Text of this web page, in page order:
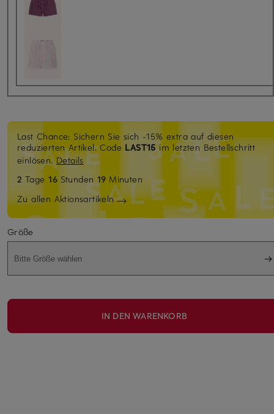
Last Chance: Sichern Sie sich -15% extra auf diesen
reduzierten Artikel. Code LAST15im letzten Bestellschritt
einlösen.Details
2 Tage16 Stunden 19 Minuten
Zu allen Aktionsartikeln
Größe
Bitte Größe wählen
IN DEN WARENKORB